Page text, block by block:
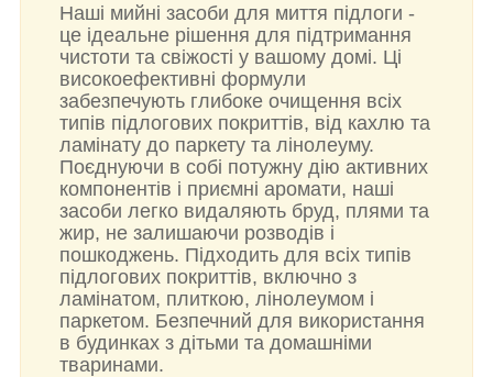
Наші мийні засоби для миття підлоги -
це ідеальне рішення для підтримання
чистоти та свіжості у вашому домі. Ці
високоефективні формули
забезпечують глибоке очищення всіх
типів підлогових покриттів, від кахлю та
ламінату до паркету та лінолеуму.
Поєднуючи в собі потужну дію активних
компонентів і приємні аромати, наші
засоби легко видаляють бруд, плями та
жир, не залишаючи розводів і
пошкоджень. Підходить для всіх типів
підлогових покриттів, включно з
ламінатом, плиткою, лінолеумом і
паркетом. Безпечний для використання
в будинках з дітьми та домашніми
тваринами.